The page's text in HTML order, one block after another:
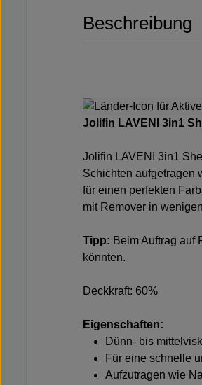
Beschreibung
Jolifin LAVENI 3in1
Jolifin LAVENI 3in1
Schichten aufgetragen
für einen perfekten
mit Remover in
Tipp: Beim Auftrag auf
könnten.
Deckkraft: 60%
Eigenschaften:
Dünn- bis
Für eine schnelle
Aufzutragen wie